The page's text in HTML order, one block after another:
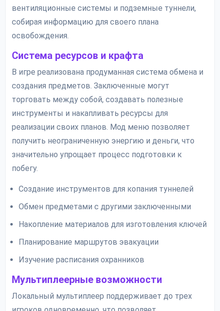
вентиляционные системы и подземные туннели,
собирая информацию для своего плана
освобождения.
Система ресурсов и крафта
В игре реализована продуманная система обмена и
создания предметов. Заключенные могут
торговать между собой, создавать полезные
инструменты и накапливать ресурсы для
реализации своих планов. Мод меню позволяет
получить неограниченную энергию и деньги, что
значительно упрощает процесс подготовки к
побегу.
Создание инструментов для копания туннелей
Обмен предметами с другими заключенными
Накопление материалов для изготовления ключей
Планирование маршрутов эвакуации
Изучение расписания охранников
Мультиплеерные возможности
Локальный мультиплеер поддерживает до трех